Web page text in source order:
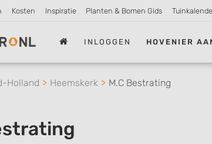
Kosten Inspiratie Planten & Bomen Gids
INLOGGEN HOVENIER
Holland Heemskerk M.C Bestrating